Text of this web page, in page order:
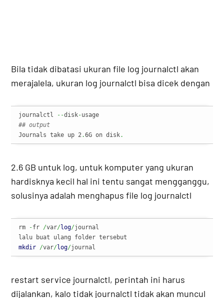
Bila tidak dibatasi ukuran file log journalctl akan
merajalela, ukuran log journalctl bisa dicek dengan
journalctl --disk-
## output
Journals take up 2.6G on disk.
2.6 GB untuk log, untuk komputer yang ukuran
hardisknya kecil hal ini tentu sangat mengganggu,
solusinya adalah menghapus file log journalctl
rm -fr /var/log/journal
mkdir /var/log/journal
restart service journalctl, perintah ini harus
dijalankan, kalo tidak journalctl tidak akan muncul